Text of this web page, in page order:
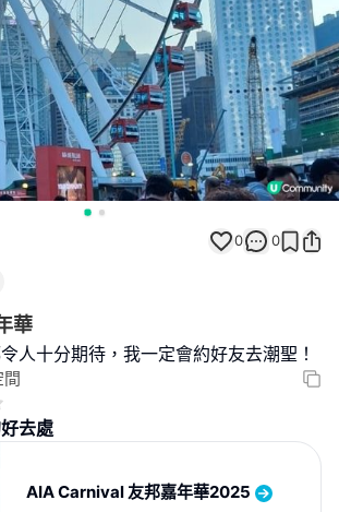
0 0
華
人十分期待，我一定會約好友去潮聖！
間
去處
AIA Carnival 友邦嘉年華2025